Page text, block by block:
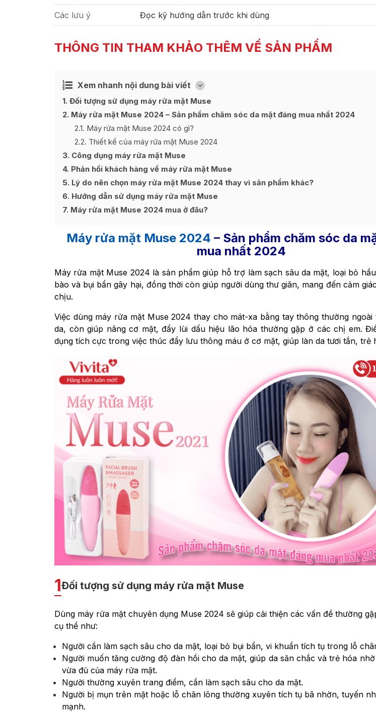
Các lưu ý Đọc kỹ hướng dẫn trước khi dùng
THÔNG TIN THAM KHẢO THÊM VỀ SẢN PHẨM
Xem nhanh nội dung bài viết [
Ẩn
1 Đối tượng sử dụng máy rửa mặt Muse
2 Máy rửa mặt Muse 2024 – Sản phẩm chăm sóc da mặt đáng mua nhất 2024
2.1 Máy rửa mặt Muse 2024 có gì?
2.2 Thiết kế của máy rửa mặt Muse 2024
3 Công dụng máy rửa mặt Muse
4 Phản hồi khách hàng về máy rửa mặt Muse
5 Lý do nên chọn máy rửa mặt Muse 2024 thay vì sản phẩm khác?
6 Hướng dẫn sử dụng máy rửa mặt Muse
7 Máy rửa mặt Muse 2024 mua ở đâu?
Máy rửa mặt Muse 2024 – Sản phẩm chăm sóc da
mua nhất 2024
Máy rửa mặt Muse 2024 là sản phẩm giúp hỗ trợ làm sạch sâu da mặt, loại bỏ
bào và bụi bẩn gây hại, đồng thời còn giúp người dùng thư giãn, mang đến cảm
chịu.
Việc dùng máy rửa mặt Muse 2024 thay cho mát-xa bằng tay thông thường ngoài
da, còn giúp nâng cơ mặt, đẩy lùi dấu hiệu lão hóa thường gặp ở các chị em.
dụng tích cực trong việc thúc đẩy lưu thông máu ở cơ mặt, giúp làn da tươi tắn, trẻ
1Đối tượng sử dụng máy rửa mặt Muse
Dùng máy rửa mặt chuyên dụng Muse 2024 sẽ giúp cải thiện các vấn đề thường
cụ thể như:
Người cần làm sạch sâu cho da mặt, loại bỏ bụi bẩn, vi khuẩn tích tụ trong lỗ
Người muốn tăng cường độ đàn hồi cho da mặt, giúp da săn chắc và trẻ hóa
vừa đủ của máy rửa mặt.
Người thường xuyên trang điểm, cần làm sạch sâu cho da mặt.
Người bị mụn trên mặt hoặc lỗ chân lông thường xuyên tích tụ bã nhờn, tuyến
mạnh.